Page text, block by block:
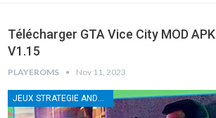
Télécharger GTA Vice City MOD APK
V1.15
PLAYEROMS Nov 11, 2023
JEUX STRATEGIE ANDROID